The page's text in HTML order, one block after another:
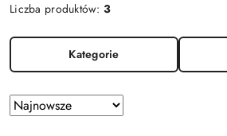
Liczba produktów:3
Kategorie
Zastosowano
sortowanie:
Sortuj
według